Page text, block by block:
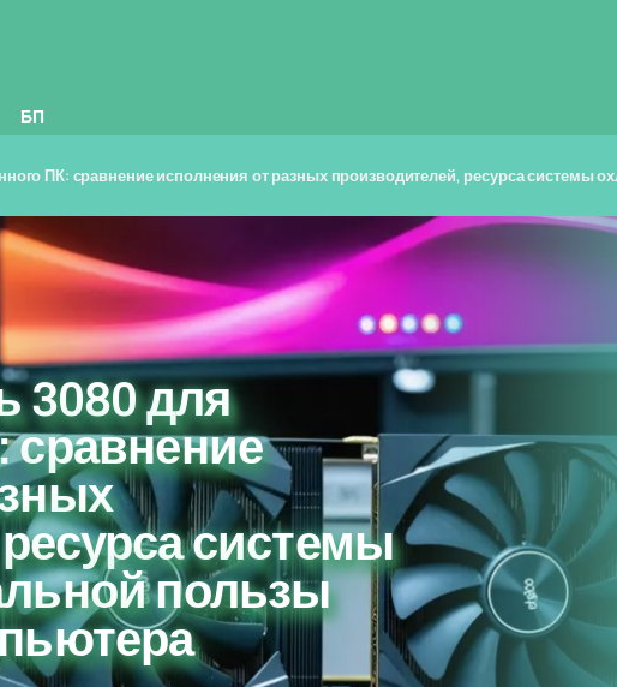
БП
ПК: сравнение исполнения от разных производителей, ресурса системы
3080 для
сравнение
системы
пользы